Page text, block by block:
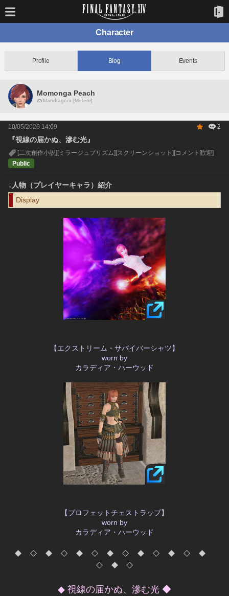
Character
Profile Blog Events
Momonga Peach
Mandragora [Meteor]
10/05/2026 14:09 2
『視線の届かぬ、滲む光』
[二次創作小説] [ミラージュプリズム] [スクリーンショット] [コメント歓迎]
Public
↓人物（プレイヤーキャラ）紹介
Display
【エクストリーム・サバイバーシャツ】
worn by
カラディア・ハーウッド
【プロフェットチェストラップ】
worn by
カラディア・ハーウッド
◆　◇　◆　◇　◆　◇　◆　◇　◆　◇　◆　◇　◆
◇　◆　◇
◆ 視線の届かぬ、滲む光 ◆